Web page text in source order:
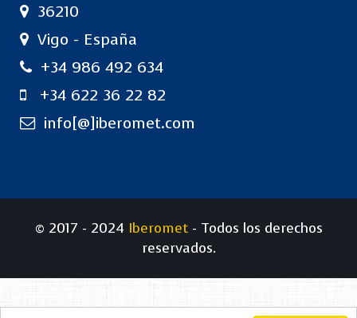
36210
Vigo - España
+34 986 492 634
+34 622 36 22 82
info[@]iberomet.com
© 2017 - 2024 Iberomet- Todos los derechos
reservados.